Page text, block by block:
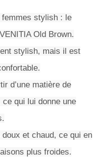
stylish : le
Old Brown.
stylish, mais il est
d’une matière de
ce qui lui donne une
et chaud, ce qui en
plus froides.